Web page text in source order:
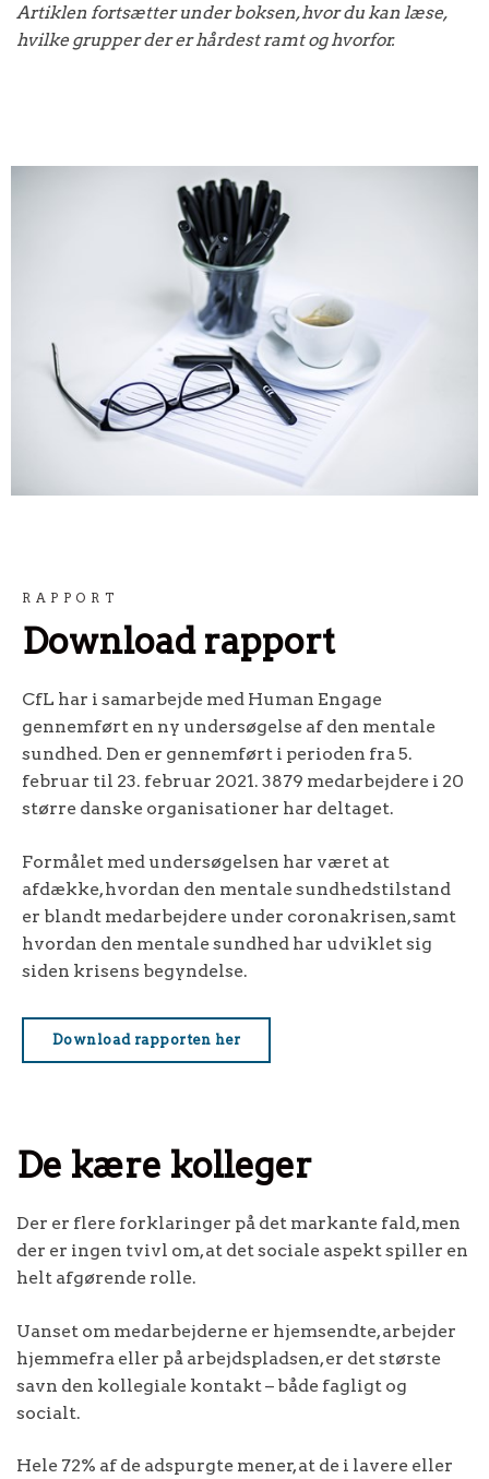
Artiklen fortsætter under boksen, hvor du kan læse,
hvilke grupper der er hårdest ramt og hvorfor.
RAPPORT
Download rapport
CfL har i samarbejde med Human Engage
gennemført en ny undersøgelse af den mentale
sundhed. Den er gennemført i perioden fra 5.
februar til 23. februar 2021. 3879 medarbejdere i 20
større danske organisationer har deltaget.
Formålet med undersøgelsen har været at
afdække, hvordan den mentale sundhedstilstand
er blandt medarbejdere under coronakrisen, samt
hvordan den mentale sundhed har udviklet sig
siden krisens begyndelse.
Download rapporten her
De kære kolleger
Der er flere forklaringer på det markante fald, men
der er ingen tvivl om, at det sociale aspekt spiller en
helt afgørende rolle.
Uanset om medarbejderne er hjemsendte, arbejder
hjemmefra eller på arbejdspladsen, er det største
savn den kollegiale kontakt – både fagligt og
socialt.
Hele 72% af de adspurgte mener, at de i lavere eller